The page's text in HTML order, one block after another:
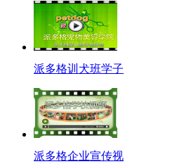
派多格训犬班学子
派多格企业宣传视